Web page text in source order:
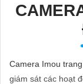
LẮP
Camera Imou
giám sát các hoạt